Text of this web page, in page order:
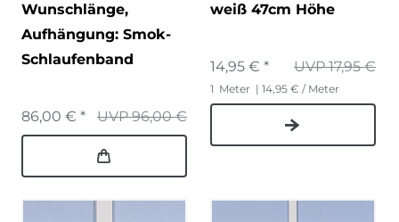
Wunschlänge,
Aufhängung: Smok-
Schlaufenband
UVP 96,00 €
86,00 € *
weiß 47cm Höhe
UVP 17,95 €
14,95 € *
1 Meter | 14,95 € / Meter